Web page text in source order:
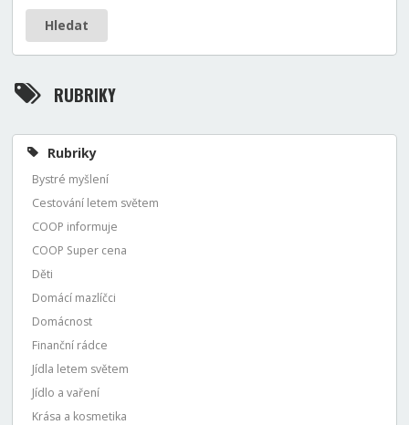
Hledat
RUBRIKY
Rubriky
Bystré myšlení
Cestování letem světem
COOP informuje
COOP Super cena
Děti
Domácí mazlíčci
Domácnost
Finanční rádce
Jídla letem světem
Jídlo a vaření
Krása a kosmetika